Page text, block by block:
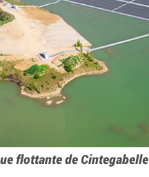
flottante de Cintegabelle